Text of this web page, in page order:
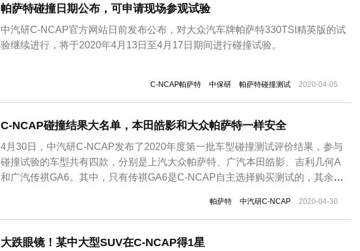
帕萨特碰撞日期公布，可申请现场参观试验
中汽研C-NCAP官方网站日前发布公布，对大众汽车牌帕萨特330TSI精英版的试
验继续进行，将于2020年4月13日至4月17日期间进行碰撞试验。
C-NCAP帕萨特 中保研 帕萨特碰撞测试 2020-04-05
C-NCAP碰撞结果大名单，本田皓影和大众帕萨特一样安全
4月30日，中汽研C-NCAP发布了2020年度第一批车型碰撞测试评价结果，参与
碰撞试验的车型共有四款，分别是上汽大众帕萨特、广汽本田皓影、吉利几何A
和广汽传祺GA6。其中，只有传祺GA6是C-NCAP自主选择购买测试的，其余三
汽车测评管理中心独立从4S店购置，采购车辆及零部件费用支出约256万元。从
最终结果来看，四款车型均...
帕萨特 中汽研C-NCAP 2020-04-30
大跌眼镜！某中大型SUV在C-NCAP得1星